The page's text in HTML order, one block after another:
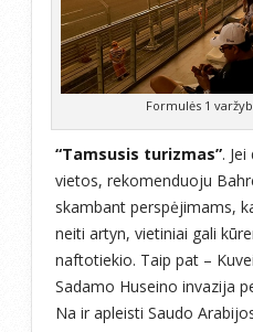
Formulės 1
“Tamsusis turizmas”.
vietos, rekomenduoju
skambant perspėjimams,
neiti artyn, vietiniai gali
naftotiekio. Taip pat –
Sadamo Huseino invazija
Na ir apleisti Saudo